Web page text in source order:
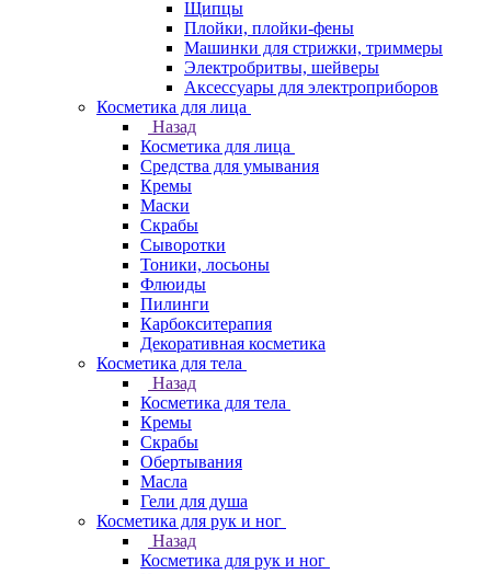
Щипцы
Плойки, плойки-фены
Машинки для стрижки, триммеры
Электробритвы, шейверы
Аксессуары для электроприборов
Косметика для лица
Назад
Косметика для лица
Средства для умывания
Кремы
Маски
Скрабы
Сыворотки
Тоники, лосьоны
Флюиды
Пилинги
Карбокситерапия
Декоративная косметика
Косметика для тела
Назад
Косметика для тела
Кремы
Скрабы
Обертывания
Масла
Гели для душа
Косметика для рук и ног
Назад
Косметика для рук и ног